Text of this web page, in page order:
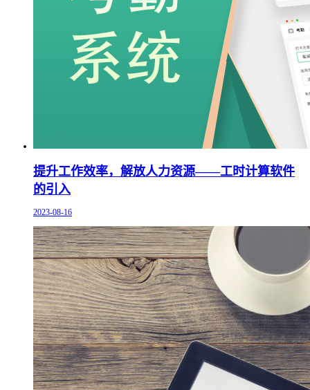
提升工作效率，解放人力资源——工时计算软件
的引入
2023-08-16